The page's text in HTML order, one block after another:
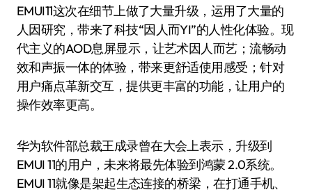
EMUI11这次在细节上做了大量升级，运用了大量的
人因研究，带来了科技“因人而YI”的人性化体验。现
代主义的AOD息屏显示，让艺术因人而艺；流畅动
效和声振一体的体验，带来更舒适使用感受；针对
用户痛点革新交互，提供更丰富的功能，让用户的
操作效率更高。
华为软件部总裁王成录曾在大会上表示，升级到
EMUI 11的用户，未来将最先体验到鸿蒙 2.0系统。
EMUI 11就像是架起生态连接的桥梁，在打通手机、